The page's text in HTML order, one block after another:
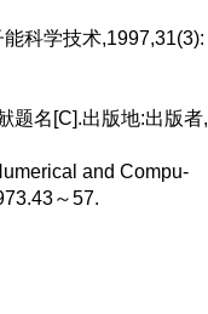
科学技术,1997,31(3):
题名[C].出版地:出版者,
and Compu-
～57.